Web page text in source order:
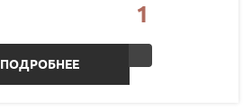
1
ПОДРОБНЕЕ